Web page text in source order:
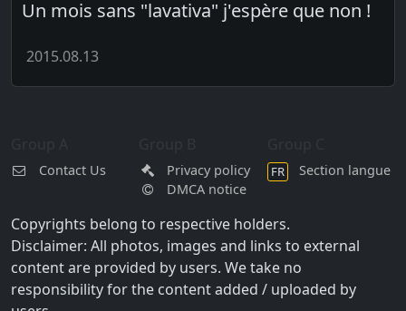
Un mois sans "lavativa" j'espère que non !
2015.08.13
Contact Us
Privacy policy
DMCA notice
FR Section langue
Copyrights belong to respective holders.
Disclaimer: All photos, images and links to external
content are provided by users. We take no
responsibility for the content added / uploaded by